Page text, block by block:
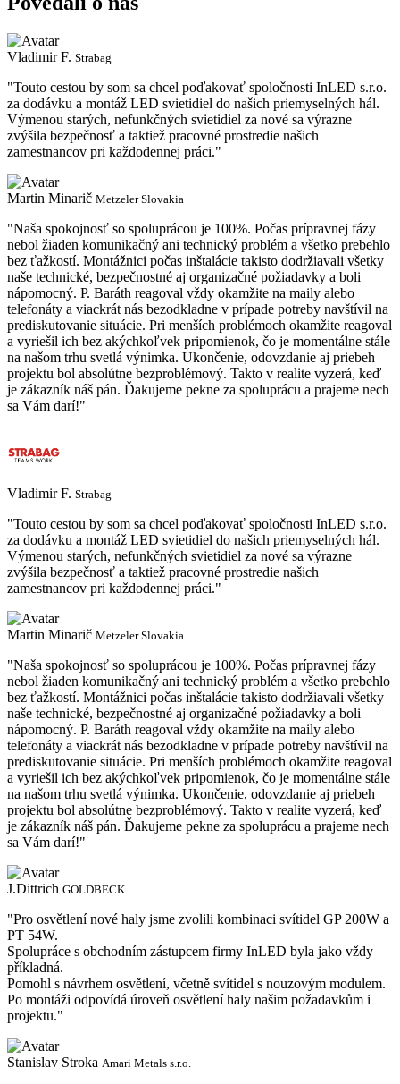
Vladimir F. Strabag
"Touto cestou by som sa chcel poďakovať spoločnosti InLED s.r.o.
za dodávku a montáž LED svietidiel do našich priemyselných hál.
Výmenou starých, nefunkčných svietidiel za nové sa výrazne
zvýšila bezpečnosť a taktiež pracovné prostredie našich
zamestnancov pri každodennej práci."
Martin Minarič Metzeler Slovakia
"Naša spokojnosť so spoluprácou je 100%. Počas prípravnej fázy
nebol žiaden komunikačný ani technický problém a všetko prebehlo
bez ťažkostí. Montážnici počas inštalácie takisto dodržiavali všetky
naše technické, bezpečnostné aj organizačné požiadavky a boli
nápomocný. P. Baráth reagoval vždy okamžite na maily alebo
telefonáty a viackrát nás bezodkladne v prípade potreby navštívil na
prediskutovanie situácie. Pri menších problémoch okamžite reagoval
a vyriešil ich bez akýchkoľvek pripomienok, čo je momentálne stále
na našom trhu svetlá výnimka. Ukončenie, odovzdanie aj priebeh
projektu bol absolútne bezproblémový. Takto v realite vyzerá, keď
je zákazník náš pán. Ďakujeme pekne za spoluprácu a prajeme nech
sa Vám darí!"
Vladimir F. Strabag
"Touto cestou by som sa chcel poďakovať spoločnosti InLED s.r.o.
za dodávku a montáž LED svietidiel do našich priemyselných hál.
Výmenou starých, nefunkčných svietidiel za nové sa výrazne
zvýšila bezpečnosť a taktiež pracovné prostredie našich
zamestnancov pri každodennej práci."
Martin Minarič Metzeler Slovakia
"Naša spokojnosť so spoluprácou je 100%. Počas prípravnej fázy
nebol žiaden komunikačný ani technický problém a všetko prebehlo
bez ťažkostí. Montážnici počas inštalácie takisto dodržiavali všetky
naše technické, bezpečnostné aj organizačné požiadavky a boli
nápomocný. P. Baráth reagoval vždy okamžite na maily alebo
telefonáty a viackrát nás bezodkladne v prípade potreby navštívil na
prediskutovanie situácie. Pri menších problémoch okamžite reagoval
a vyriešil ich bez akýchkoľvek pripomienok, čo je momentálne stále
na našom trhu svetlá výnimka. Ukončenie, odovzdanie aj priebeh
projektu bol absolútne bezproblémový. Takto v realite vyzerá, keď
je zákazník náš pán. Ďakujeme pekne za spoluprácu a prajeme nech
sa Vám darí!"
J.Dittrich GOLDBECK
"Pro osvětlení nové haly jsme zvolili kombinaci svítidel GP 200W a
PT 54W.
Spolupráce s obchodním zástupcem firmy InLED byla jako vždy
příkladná.
Pomohl s návrhem osvětlení, včetně svítidel s nouzovým modulem.
Po montáži odpovídá úroveň osvětlení haly našim požadavkům i
projektu."
Stanislav Stroka Amari Metals s.r.o.